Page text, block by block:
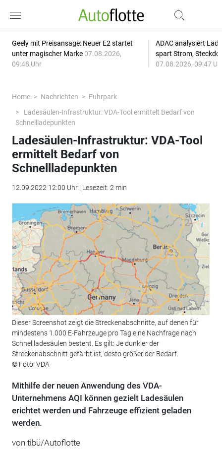
Geely mit Preisansage: Neuer E2 startet
unter magischer Marke 07.08.2026,
09:48 Uhr
ADAC analysiert
spart Strom,
07.08.2026, 09:47
Home Nachrichten
Fuhrpark
Ladesäulen-Infrastruktur: VDA-Tool ermittelt Bedarf von
Schnellladepunkten
Ladesäulen-Infrastruktur: VDA-Tool
ermittelt Bedarf von
Schnellladepunkten
12.09.2022 12:00 Uhr | Lesezeit: 2 min
Dieser Screenshot zeigt die Streckenabschnitte, auf denen für
mindestens 1.000 E-Fahrzeuge pro Tag eine Nachfrage nach
Schnellladesäulen besteht. Es gilt: Je dunkler der
Streckenabschnitt gefärbt ist, desto größer der Bedarf.
© Foto: VDA
Mithilfe der neuen Anwendung des VDA-
Unternehmens AQI können gezielt Ladesäulen
erichtet werden und Fahrzeuge effizient geladen
werden.
von tibü/Autoflotte